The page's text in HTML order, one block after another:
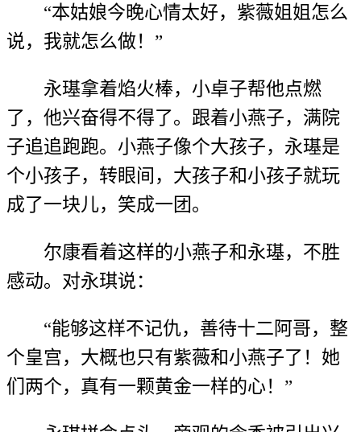
“本姑娘今晚心情太好，紫薇姐姐怎么
说，我就怎么做！”
永璂拿着焰火棒，小卓子帮他点燃
了，他兴奋得不得了。跟着小燕子，满院
子追追跑跑。小燕子像个大孩子，永璂是
个小孩子，转眼间，大孩子和小孩子就玩
成了一块儿，笑成一团。
尔康看着这样的小燕子和永璂，不胜
感动。对永琪说：
“能够这样不记仇，善待十二阿哥，整
个皇宫，大概也只有紫薇和小燕子了！她
们两个，真有一颗黄金一样的心！”